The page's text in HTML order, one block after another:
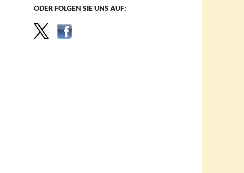
ODER FOLGEN SIE UNS AUF: